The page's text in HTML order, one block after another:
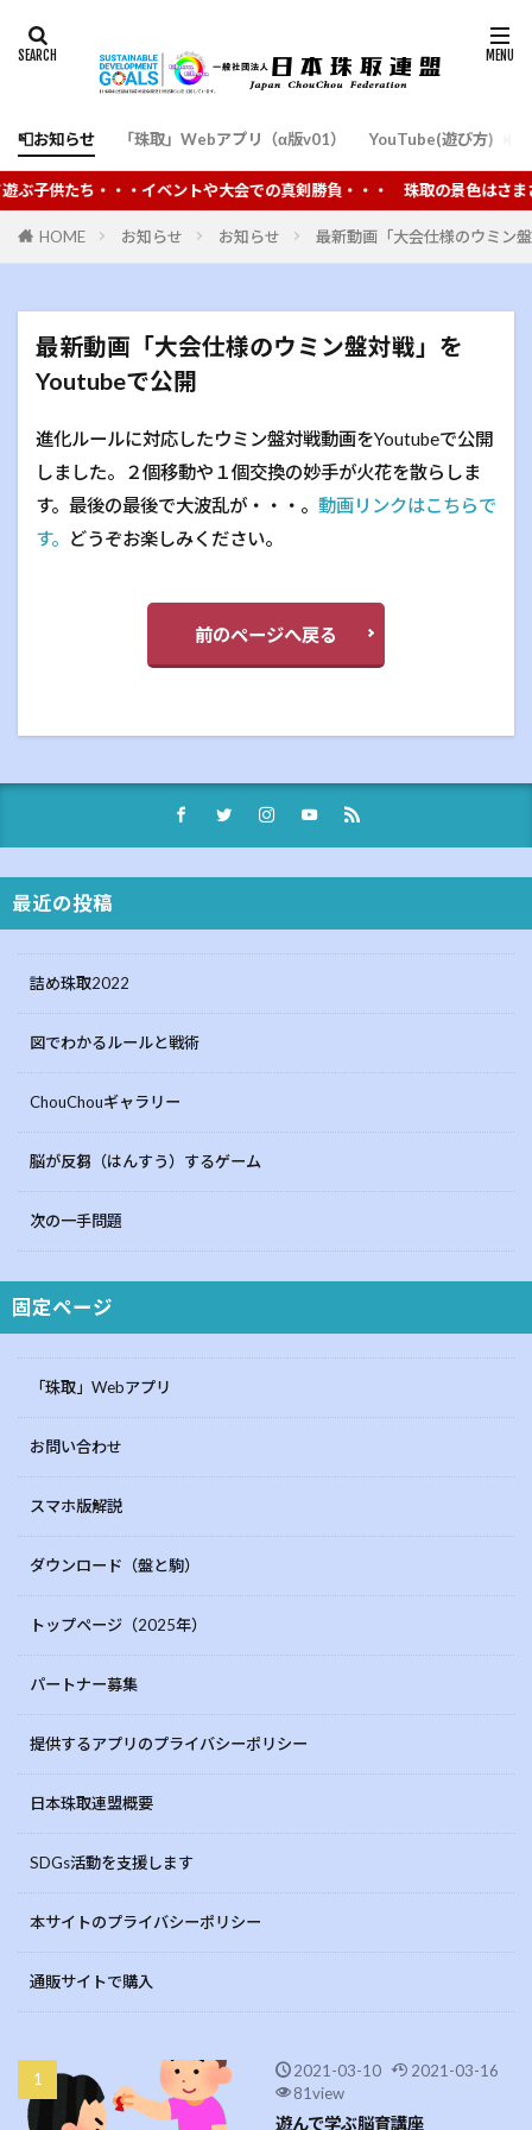
📮お知らせ 「珠取」Webアプリ（α版v01） YouTube(遊び方)
たち・・・イベントや大会での真剣勝負・・・ 珠取の景色はさまざ
HOME お知らせ お知らせ 最新動画「大会仕様のウミン
最新動画「大会仕様のウミン盤対戦」を
Youtubeで公開
進化ルールに対応したウミン盤対戦動画をYoutubeで公開
しました。２個移動や１個交換の妙手が火花を散らしま
す。最後の最後で大波乱が・・・。 動画リンクはこちらで
す。
どうぞお楽しみください。
前のページへ戻る
最近の投稿
詰め珠取2022
図でわかるルールと戦術
ChouChouギャラリー
脳が反芻（はんすう）するゲーム
次の一手問題
固定ページ
「珠取」Webアプリ
お問い合わせ
スマホ版解説
ダウンロード（盤と駒）
トップページ（2025年）
パートナー募集
提供するアプリのプライバシーポリシー
日本珠取連盟概要
SDGs活動を支援します
本サイトのプライバシーポリシー
通販サイトで購入
2021-03-10
2021-03-16
81view
遊んで学ぶ脳育講座